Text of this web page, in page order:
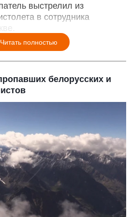
выстрелил из
в сотрудника
Читать полностью
белорусских и